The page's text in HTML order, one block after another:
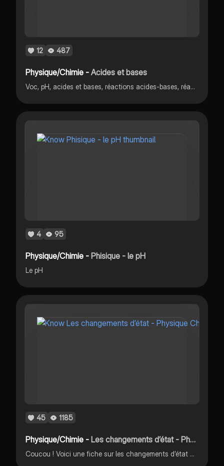
12 487
Physique/Chimie -Acides et bases
Voc, pH, acides et bases, réactions acides-bases, réactions acides-métaux
4 95
Physique/Chimie -Phisique - le pH
Le pH
45 1185
Physique/Chimie -Les changements d’état - Physique Chimie - Collège
Coucou ! Voici une fiche sur les changements d’état de l’eau ! J’espère qu’elle vous plaira ! N’hésite pas à liker, commenter et à t’abonner ça me ferait plaisir 🥰 @livy_study @physiquechimie @changementsd’état @Brevet @fichederévision @collège